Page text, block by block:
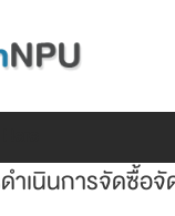
ำเนินการจัดซื้อ